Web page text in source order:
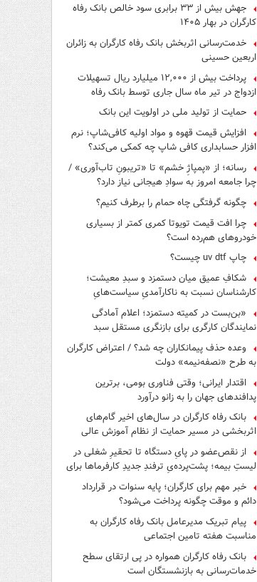
جهش بیش از ۳۳ برابری سود خالص بانک رفاه
کارگران در بهار ۱۴۰۵
خدمت‌رسانی اثربخش بانک رفاه کارگران به زائران
اربعین حسینی
پرداخت بیش از ۱۲,۰۰۰ میلیارد ریال تسهیلات
ازدواج در تیر ماه سال جاری توسط بانک رفاه
کارگران
حمایت از تولید ملی در اولویت این بانک
افزایش قیمت قهوه و مواد اولیه کافی‌شاپ؛ نرم
افزار حسابداری کافی شاپ چه کمکی می‌کند؟
رسانه؛ از «پمپاژِ خشم» تا «تریبونِ تاب‌آوری» /
چرا جامعه امروز به سوادِ هیجانی نیاز دارد؟
چگونه گرفتگی چاه حمام را برطرف کنیم؟
چرا افت قیمت تویوتا کمری کمتر از بسیاری
خودروهای هم‌رده است؟
چاپ uv dtf چیست؟
شکافِ عمیق میان دستمزد و سبدِ معیشت؛
کارشناسان نسبت به ناکارآمدیِ سیاست‌هایِ
حمایتی هشدار دادند
«بن‌بست در کمیته دستمزد؛ اعلام آمادگی
نمایندگان کارگری برای بازنگری مستقل سبد
وعده حذف پیمانکاران چه شد؟ / اعتراض کارگران
به طرح «نصفه‌نیمه» دولت
اقتدار ایرانی؛ وقتی فناوری بومی، برترین
پدافندهای جهان را به زانو درآورد
بانک رفاه کارگران در سال‌های اخیر گام‌های
اثربخشی در مسیر حمایت از نظام آموزش عالی
برداشته است
از نقص‌عضو در پایِ دستگاه تا تحقیرِ شغلی در
لیستِ بیمه؛ پشت‌پرده‌یِ ترفندِ جدیدِ کارفرماها برای
فرار از قانون چیست؟
خبر مهم برای کارگران؛ پایه سنوات در قرارداد
دائم و موقت چگونه پرداخت می‌شود؟
پیام تبریک مدیرعامل بانک رفاه کارگران به
مناسبت هفته تامین اجتماعی
بانک رفاه کارگران همواره در پی ارتقای سطح
خدمات‌رسانی به بازنشستگان است